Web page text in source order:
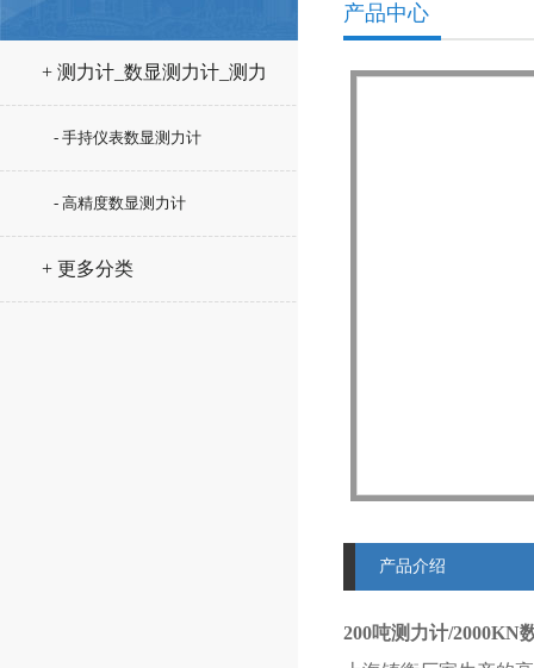
+ 测力计_数显测力计_测力
- 手持仪表数显测力计
- 高精度数显测力计
+ 更多分类
产品中心
产品介绍
200吨测力计/2000KN